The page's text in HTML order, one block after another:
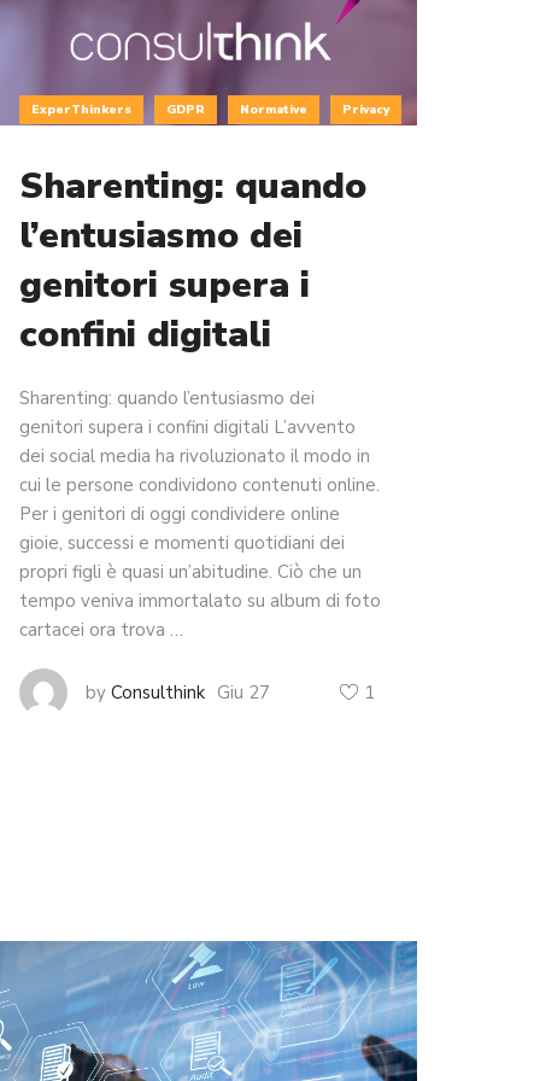
ExperThinkers GDPR Normative Privacy
Sharenting: quando
l’entusiasmo dei
genitori supera i
confini digitali
Sharenting: quando l’entusiasmo dei
genitori supera i confini digitali L’avvento
dei social media ha rivoluzionato il modo in
cui le persone condividono contenuti online.
Per i genitori di oggi condividere online
gioie, successi e momenti quotidiani dei
propri figli è quasi un’abitudine. Ciò che un
tempo veniva immortalato su album di foto
cartacei ora trova …
by Consulthink Giu 27 1